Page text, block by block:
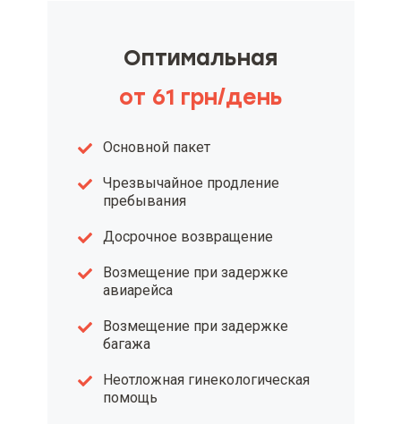
Оптимальная
от 61 грн/день
Основной пакет
Чрезвычайное продление
пребывания
Досрочное возвращение
Возмещение при задержке
авиарейса
Возмещение при задержке
багажа
Неотложная гинекологическая
помощь